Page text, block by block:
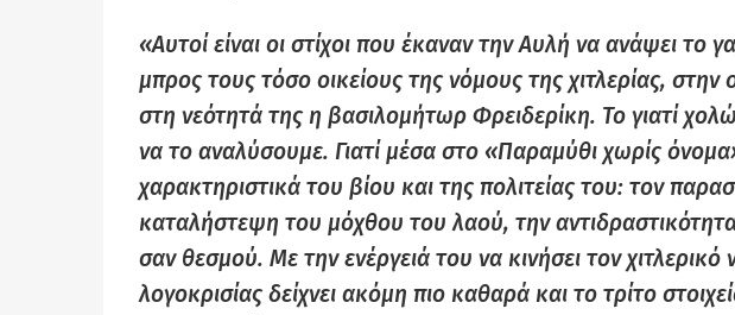
«Αυτοί είναι οι στίχοι που έκαναν την Αυλή να ανάψει το
μπρος τους τόσο οικείους της νόμους της χιτλερίας,
στη νεότητά της η βασιλομήτωρ Φρειδερίκη. Το γιατί
να το αναλύσουμε. Γιατί μέσα στο «Παραμύθι χωρίς
χαρακτηριστικά του βίου και της πολιτείας του: τον
καταλήστεψη του μόχθου του λαού, την
σαν θεσμού. Με την ενέργειά του να κινήσει τον χιτλερικό
λογοκρισίας δείχνει ακόμη πιο καθαρά και το τρίτο